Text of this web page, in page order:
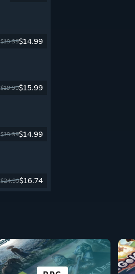
$19.99$14.99
$19.99$15.99
$19.99$14.99
$24.99$16.74